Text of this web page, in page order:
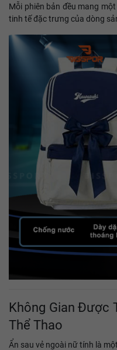
Mỗi phiên bản đều mang
tinh tế đặc trưng của dòng
Không Gian Được
Thể Thao
Ẩn sau vẻ ngoài nữ tính là